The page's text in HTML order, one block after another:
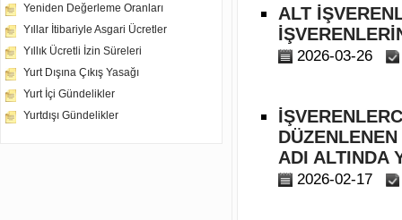
Yeniden Değerleme Oranları
Yıllar İtibariyle Asgari Ücretler
Yıllık Ücretli İzin Süreleri
Yurt Dışına Çıkış Yasağı
Yurt İçi Gündelikler
Yurtdışı Gündelikler
ALT
2026-03-26
ADI ALTINDA
2026-02-17